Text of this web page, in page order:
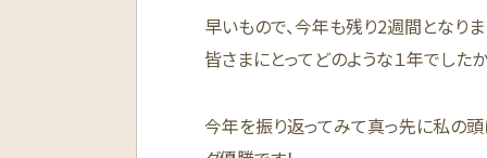
早いもので、今年も残り2週間となりま
皆さまにとってどのような１年でした
今年を振り返ってみて真っ先に私の